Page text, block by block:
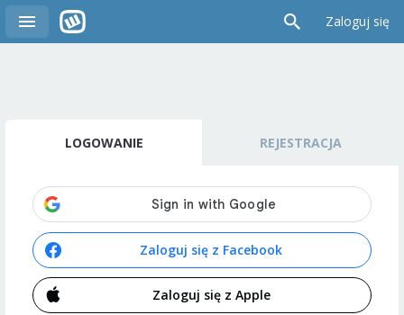
Zaloguj się
LOGOWANIE REJESTRACJA
Zaloguj się z Facebook
Zaloguj się z Apple